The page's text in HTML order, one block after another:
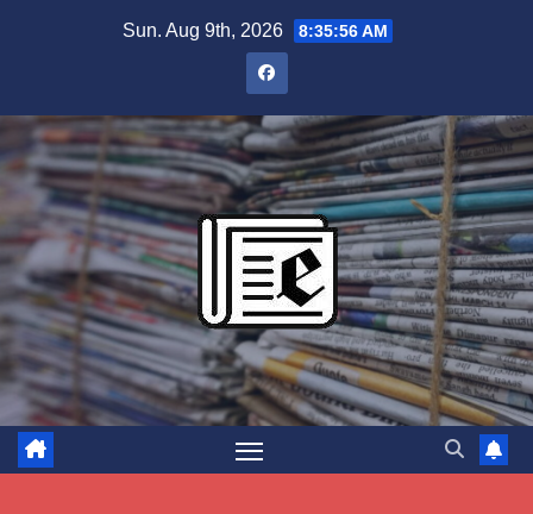
Sun. Aug 9th, 2026 8:35:57 AM